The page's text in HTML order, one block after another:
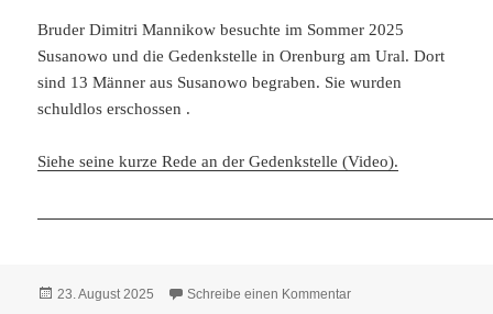
Bruder Dimitri Mannikow besuchte im Sommer 2025
Susanowo und die Gedenkstelle in Orenburg am Ural. Dort
sind 13 Männer aus Susanowo begraben. Sie wurden
schuldlos erschossen .
Siehe seine kurze Rede an der Gedenkstelle (Video).
Veröffentlicht
23. August 2025 Schreibe einen Kommentarzu Dimitri Mannikow in